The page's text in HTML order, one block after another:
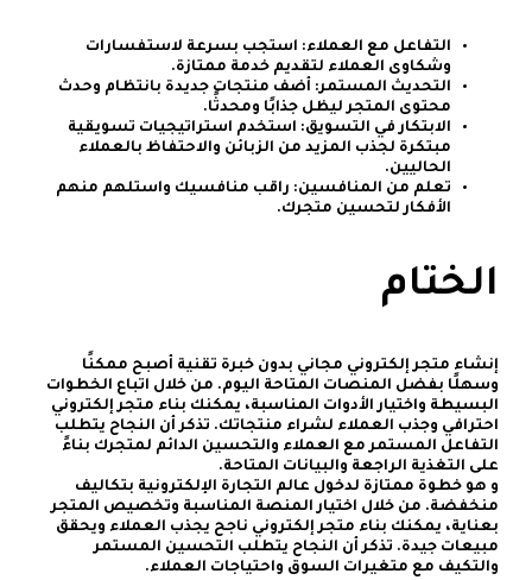
التفاعل مع العملاء: استجب بسرعة لاستفسارات
وشكاوى العملاء لتقديم خدمة ممتازة.
التحديث المستمر: أضف منتجات جديدة بانتظام وحدث
محتوى المتجر ليظل جذابًا ومحدثًا.
الابتكار في التسويق: استخدم استراتيجيات تسويقية
مبتكرة لجذب المزيد من الزبائن والاحتفاظ بالعملاء
الحاليين.
تعلم من المنافسين: راقب منافسيك واستلهم منهم
الأفكار لتحسين متجرك.
الختام
إنشاء متجر إلكتروني مجاني بدون خبرة تقنية أصبح ممكنًا
وسهلًا بفضل المنصات المتاحة اليوم. من خلال اتباع الخطوات
البسيطة واختيار الأدوات المناسبة، يمكنك بناء متجر إلكتروني
احترافي وجذب العملاء لشراء منتجاتك. تذكر أن النجاح يتطلب
التفاعل المستمر مع العملاء والتحسين الدائم لمتجرك بناءً
على التغذية الراجعة والبيانات المتاحة.
و هو خطوة ممتازة لدخول عالم التجارة الإلكترونية بتكاليف
منخفضة. من خلال اختيار المنصة المناسبة وتخصيص المتجر
بعناية، يمكنك بناء متجر إلكتروني ناجح يجذب العملاء ويحقق
مبيعات جيدة. تذكر أن النجاح يتطلب التحسين المستمر
والتكيف مع متغيرات السوق واحتياجات العملاء.